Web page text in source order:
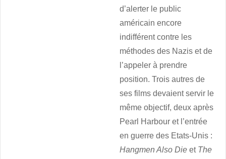
d’alerter le public
américain encore
indifférent contre les
méthodes des Nazis et de
l’appeler à prendre
position. Trois autres de
ses films devaient servir le
même objectif, deux après
Pearl Harbour et l’entrée
en guerre des Etats-Unis :
Hangmen Also Die et The